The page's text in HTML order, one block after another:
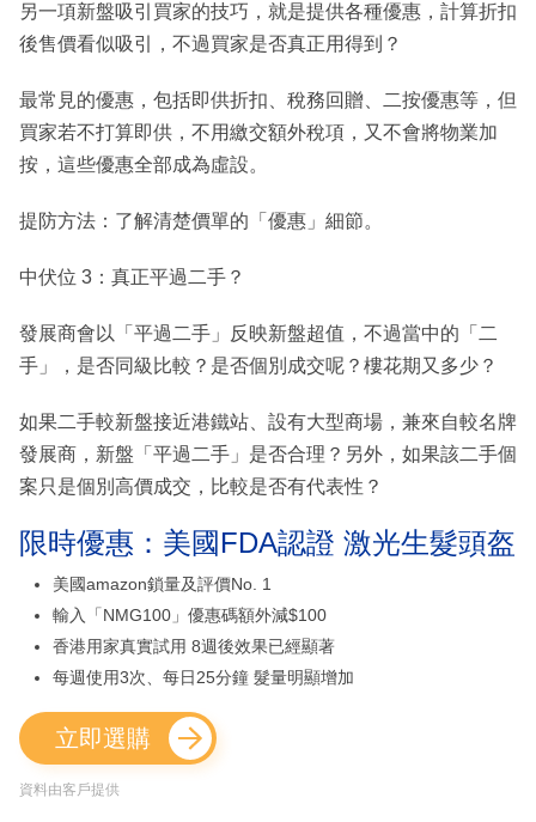
另一項新盤吸引買家的技巧，就是提供各種優惠，計算折扣
後售價看似吸引，不過買家是否真正用得到？
最常見的優惠，包括即供折扣、稅務回贈、二按優惠等，但
買家若不打算即供，不用繳交額外稅項，又不會將物業加
按，這些優惠全部成為虛設。
提防方法：了解清楚價單的「優惠」細節。
中伏位 3：真正平過二手？
發展商會以「平過二手」反映新盤超值，不過當中的「二
手」，是否同級比較？是否個別成交呢？樓花期又多少？
如果二手較新盤接近港鐵站、設有大型商場，兼來自較名牌
發展商，新盤「平過二手」是否合理？另外，如果該二手個
案只是個別高價成交，比較是否有代表性？
限時優惠：美國FDA認證 激光生髮頭盔
美國amazon鎖量及評價No. 1
輸入「NMG100」優惠碼額外減$100
香港用家真實試用 8週後效果已經顯著
每週使用3次、每日25分鐘 髮量明顯增加
立即選購
資料由客戶提供